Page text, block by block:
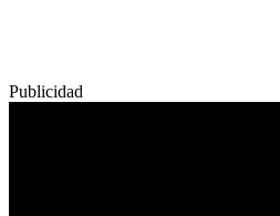
Publicidad